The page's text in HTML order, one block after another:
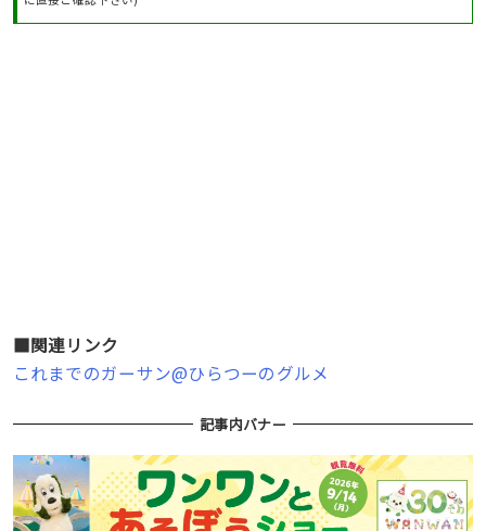
■関連リンク
これまでのガーサン@ひらつーのグルメ
記事内バナー